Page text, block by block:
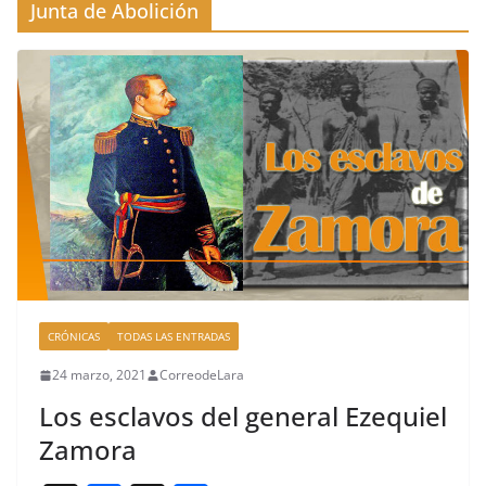
Junta de Abolición
CRÓNICAS TODAS LAS ENTRADAS
24 marzo, 2021 CorreodeLara
Los esclavos del general Ezequiel
Zamora